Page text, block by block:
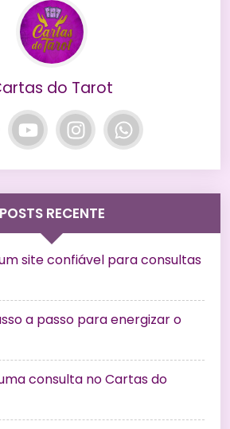
do Tarot
POSTS RECENTE
site confiável para consultas
a passo para energizar o
consulta no Cartas do